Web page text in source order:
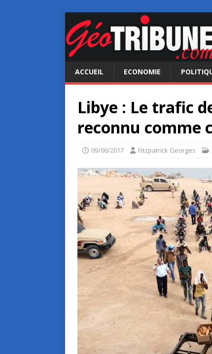
ACCUEIL ECONOMIE
Libye : Le trafic
reconnu comme
09/06/2017 Fitzpatrick Georges